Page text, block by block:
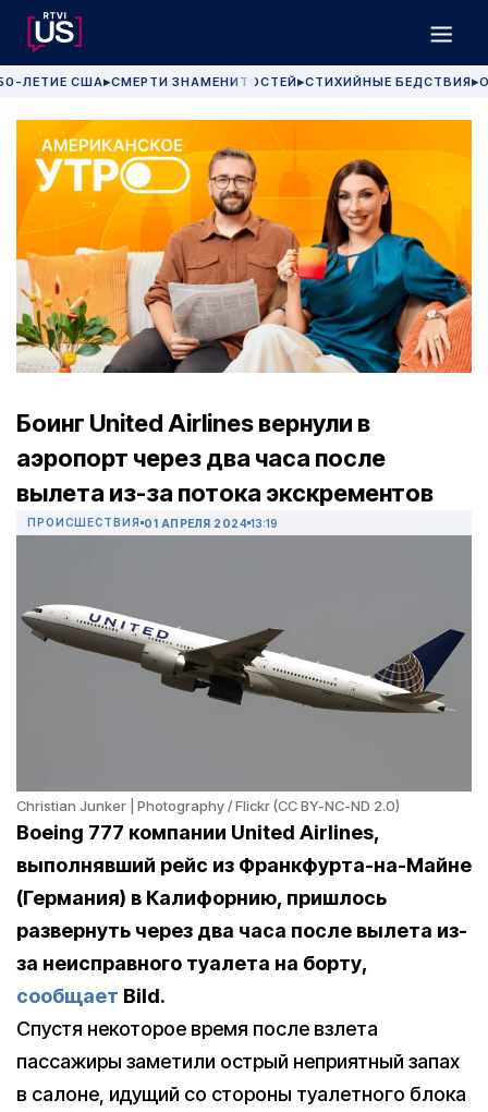
ЛЕТИЕ США▶СМЕРТИ ЗНАМЕНИТОСТЕЙ▶СТИХИЙНЫЕ БЕДСТВИЯ▶
Боинг United Airlines вернули в
аэропорт через два часа после
вылета из-за потока экскрементов
ПРОИСШЕСТВИЯ 01 АПРЕЛЯ 2024 13:19
Christian Junker | Photography / Flickr (CC BY-NC-ND 2.0)
Boeing 777 компании United Airlines,
выполнявший рейс из Франкфурта-на-Майне
(Германия) в Калифорнию, пришлось
развернуть через два часа после вылета из-
за неисправного туалета на борту,
сообщает Bild.
Спустя некоторое время после взлета
пассажиры заметили острый неприятный запах
в салоне, идущий со стороны туалетного блока